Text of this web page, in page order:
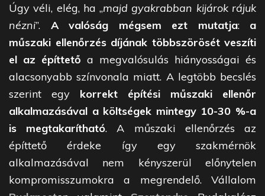
Úgy véli, elég, ha „majd gyakrabban kijárok rájuk
nézni”. A valóság mégsem ezt mutatja: a
műszaki ellenőrzés díjának többszörösét veszíti
el az építtető a megvalósulás hiányosságai és
alacsonyabb színvonala miatt. A legtöbb becslés
szerint egy korrekt építési műszaki ellenőr
alkalmazásával a költségek mintegy 10-30 %-a
is megtakarítható. A műszaki ellenőrzés az
építtető érdeke így egy szakmérnök
alkalmazásával nem kényszerül előnytelen
kompromisszumokra a megrendelő. Vállalom